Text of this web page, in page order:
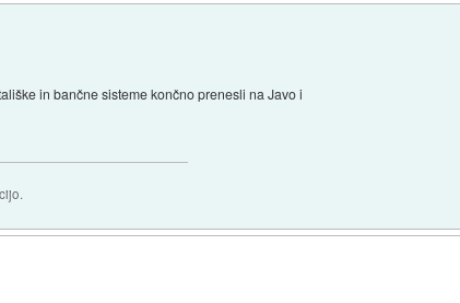
in bančne sisteme končno prenesli na Javo i